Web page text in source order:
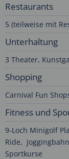
Restaurants
5 (teilweise mit
Unterhaltung
3 Theater,
Shopping
Carnival Fun
Fitness und
9-Loch Minigolf
Ride,
Sportkurse